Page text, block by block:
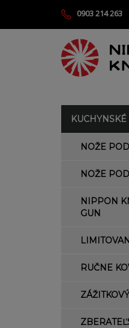
0903 214 263
NOŽE
NOŽE
NIPPON
GUN
RUČNE